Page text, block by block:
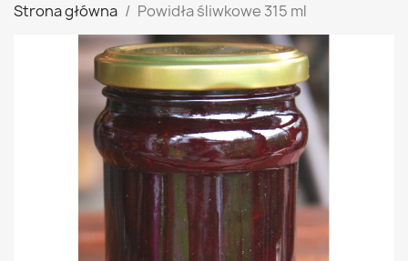
Strona główna Powidła śliwkowe 315 ml